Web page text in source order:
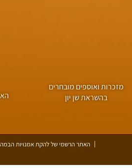
מזכרות ואוספים מובחרים
בהשראת שן יון
האתר הרשמי של להקת אמנויות הבמה